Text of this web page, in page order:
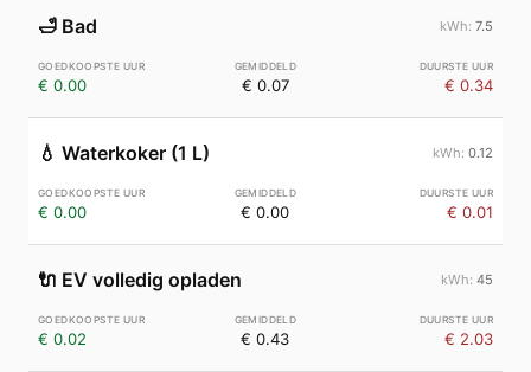
🛁 Bad 7.5
€ 0.00 € 0.07 € 0.34
💧 Waterkoker (1 L) 0.12
€ 0.00 € 0.00 € 0.01
🔌 EV volledig opladen 45
€ 0.02 € 0.43 € 2.03